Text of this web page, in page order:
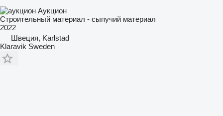
Аукцион
Строительный материал - сыпучий материал
2022
Швеция, Karlstad
Klaravik Sweden